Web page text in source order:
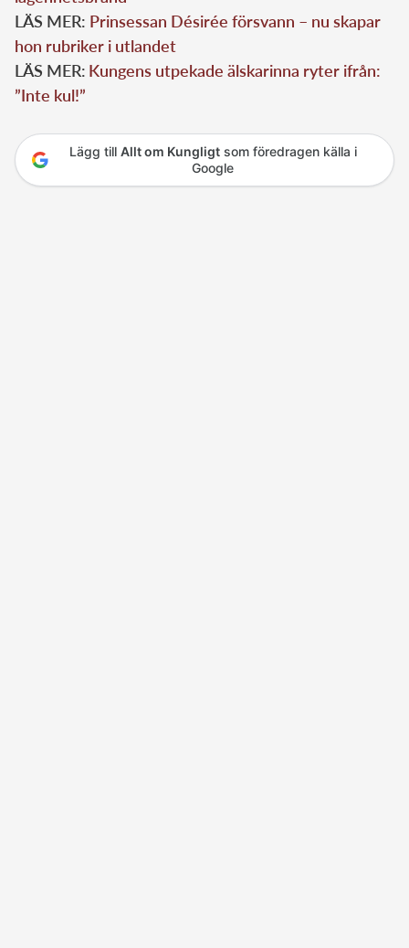
LÄS MER: Prinsessan Désirée försvann – nu skapar
hon rubriker i utlandet
LÄS MER: Kungens utpekade älskarinna ryter ifrån:
”Inte kul!”
Lägg till Allt om Kungligtsom föredragen källa i
Google